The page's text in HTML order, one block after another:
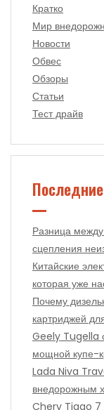
Кратко
Мир
Новости
Обвес
Обзоры
Статьи
Тест драйв
Разница
сцепления
Китайские
которая уже
Почему
картриджей
Geely Tugella
мощной купе-
Lada Niva
внедорожным
Chery Tiggo 7